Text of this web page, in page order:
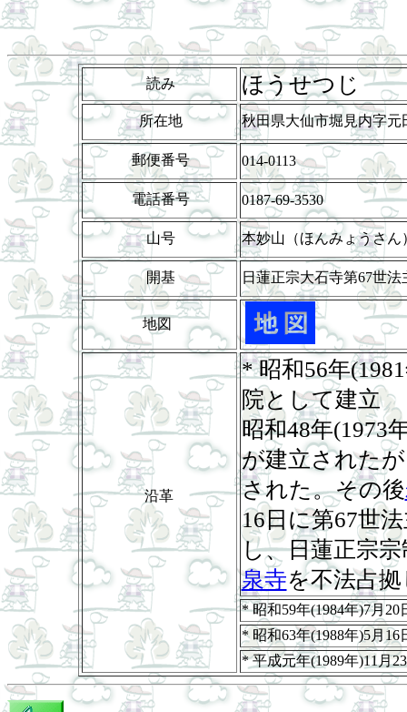
読み ほうせつじ
所在地 秋田県大仙市堀見内字元
郵便番号 014-0113
電話番号 0187-69-3530
山号 本妙山（ほんみょうさん
開基 日蓮正宗大石寺第67世
地図
沿革
* 昭和56年
院として建立
昭和48年(1973
が建立された
された。その後
16日に第67世
し、日蓮正宗
泉寺を不法占
* 昭和59年(1984年)7月
* 昭和63年(1988年)5月16
* 平成元年(1989年)11月